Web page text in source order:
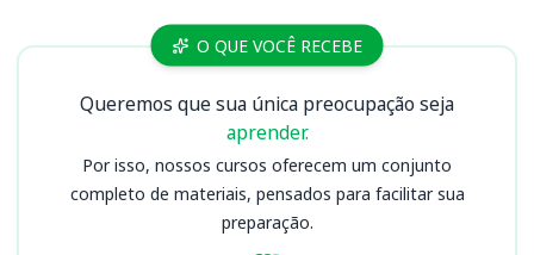
Cursos SME O QUE VOCÊ RECEBE
Queremos que sua única preocupação seja
aprender.
Por isso, nossos cursos oferecem um conjunto
completo de materiais, pensados para facilitar sua
preparação.